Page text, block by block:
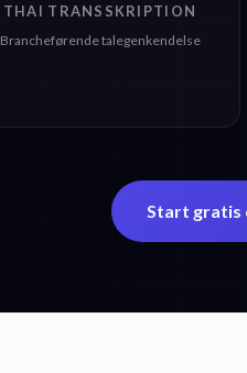
THAI TRANSSKRIPTION
Brancheførende talegenkendelse
Start